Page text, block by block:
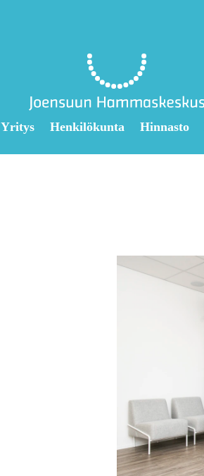
Yritys Henkilökunta Hinnasto